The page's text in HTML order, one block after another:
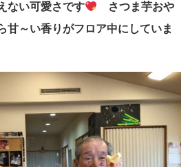
ない可愛さです
さつま芋おや
甘～い香りがフロア中にしていま